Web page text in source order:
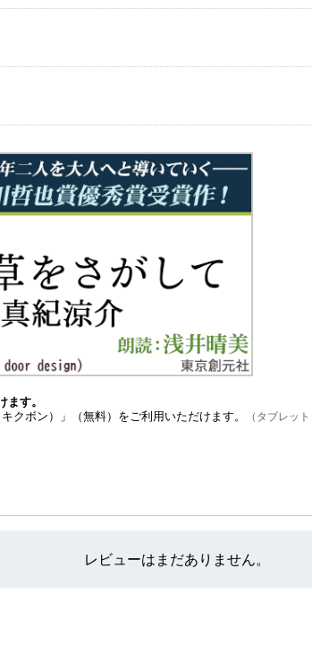
す。
クボン）」（無料）をご利用いただけます。
（タブレット
レビューはまだありません。